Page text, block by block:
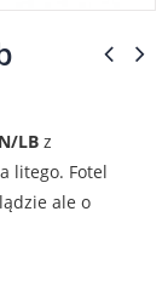
LB z
litego. Fotel
ale o